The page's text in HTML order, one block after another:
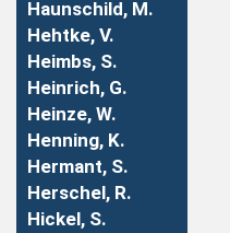
Haunschild, M.
Hehtke, V.
Heimbs, S.
Heinrich, G.
Heinze, W.
Henning, K.
Hermant, S.
Herschel, R.
Hickel, S.